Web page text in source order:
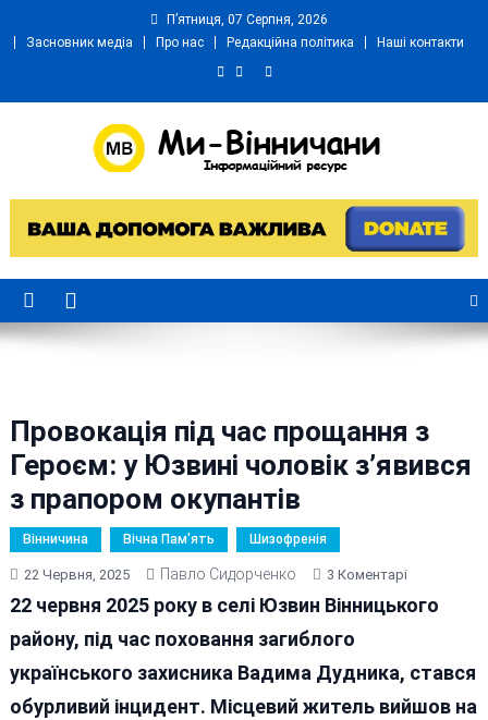
П’ятниця, 07 Серпня, 2026
Засновник медіа
Про нас Редакційна політика Наші контакти
Ми Вінничани
Провокація під час прощання з
Героєм: у Юзвині чоловік з’явився
з прапором окупантів
Вінничина Вічна Пам'ять Шизофренія
22 Червня, 2025 Павло Сидорченко 3 КоментаріДо
Провокація
Прощання
З
22 червня 2025 року в селі Юзвин Вінницького
району, під час поховання загиблого
українського захисника Вадима Дудника, стався
обурливий інцидент. Місцевий житель вийшов на